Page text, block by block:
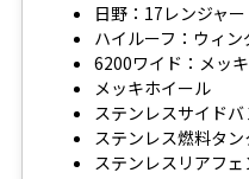
日野：17レンジャー
ハイルーフ：ウィン
6200ワイド：メッ
メッキホイール
ステンレスサイド
ステンレス燃料タ
ステンレスリアフ